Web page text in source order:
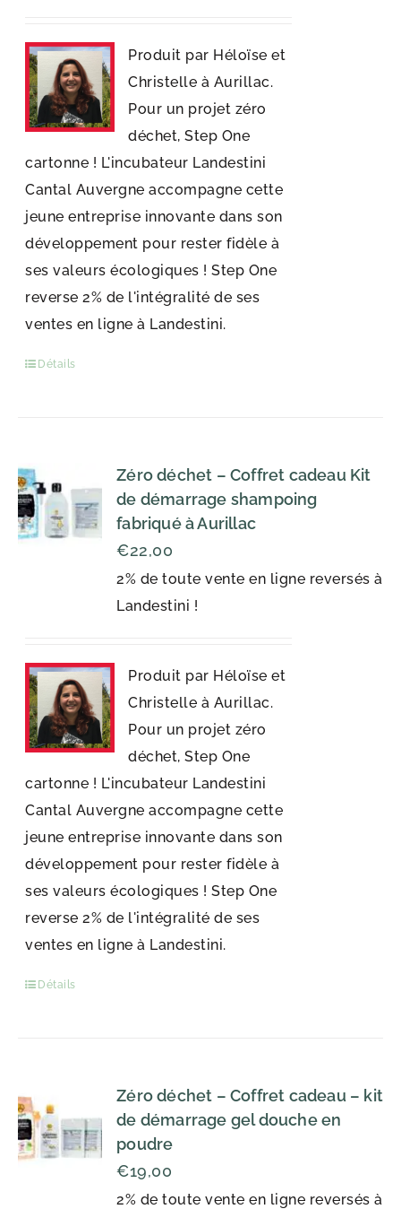
Produit par Héloïse et
Christelle à Aurillac.
Pour un projet zéro
déchet, Step One
cartonne ! L'incubateur Landestini
Cantal Auvergne accompagne cette
jeune entreprise innovante dans son
développement pour rester fidèle à
ses valeurs écologiques ! Step One
reverse 2% de l'intégralité de ses
ventes en ligne à Landestini.
Détails
Zéro déchet – Coffret cadeau Kit
de démarrage shampoing
fabriqué à Aurillac
2% de toute vente en ligne reversés à
Landestini !
€22,00
Produit par Héloïse et
Christelle à Aurillac.
Pour un projet zéro
déchet, Step One
cartonne ! L'incubateur Landestini
Cantal Auvergne accompagne cette
jeune entreprise innovante dans son
développement pour rester fidèle à
ses valeurs écologiques ! Step One
reverse 2% de l'intégralité de ses
ventes en ligne à Landestini.
Détails
Zéro déchet – Coffret cadeau – kit
de démarrage gel douche en
poudre
2% de toute vente en ligne reversés à
€19,00